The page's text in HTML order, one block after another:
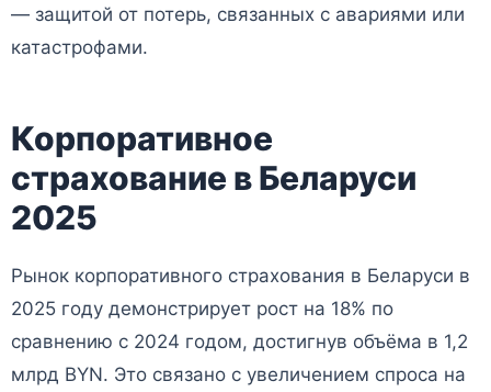
— защитой от потерь, связанных с авариями или
катастрофами.
Корпоративное
страхование в Беларуси
2025
Рынок корпоративного страхования в Беларуси в
2025 году демонстрирует рост на 18% по
сравнению с 2024 годом, достигнув объёма в 1,2
млрд BYN. Это связано с увеличением спроса на